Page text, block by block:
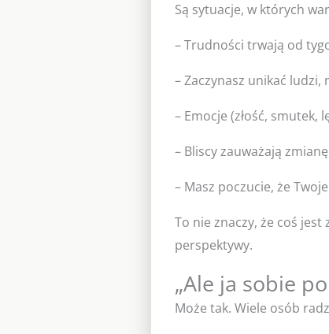
Są sytuacje, w których
– Trudności trwają od
– Zaczynasz unikać
– Emocje (złość, smutek,
– Bliscy zauważają
– Masz poczucie, że
To nie znaczy, że coś
perspektywy.
„Ale ja sobie
Może tak. Wiele osób